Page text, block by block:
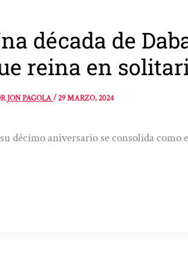
década de
reina en
JON PAGOLA/29 MARZO, 2024
décimo aniversario se consolida